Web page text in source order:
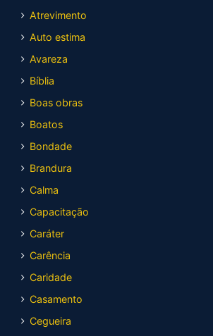
Atrevimento
Auto estima
Avareza
Bíblia
Boas obras
Boatos
Bondade
Brandura
Calma
Capacitação
Caráter
Carência
Caridade
Casamento
Cegueira